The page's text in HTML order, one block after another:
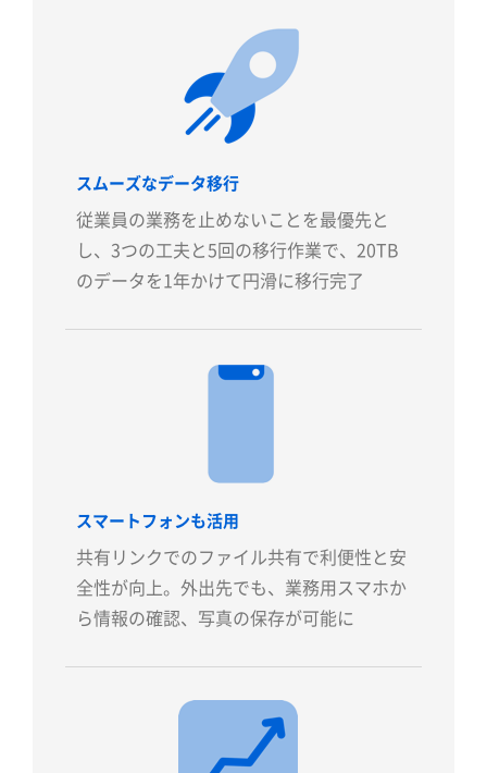
スムーズなデータ移行
従業員の業務を止めないことを最優先と
し、 3つの工夫と5回の移行作業で、 20TB
のデータを1年かけて円滑に移行完了
スマートフォンも活用
共有リンクでのファイル共有で利便性と安
全性が向上。外出先でも、業務用スマホか
ら情報の確認、写真の保存が可能に